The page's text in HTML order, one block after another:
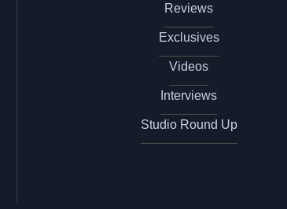
Reviews
Exclusives
Videos
Interviews
Studio Round Up